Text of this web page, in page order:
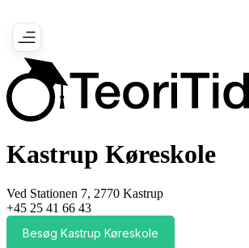
Kastrup Køreskole
Ved Stationen 7, 2770 Kastrup
+45 25 41 66 43
Besøg Kastrup Køreskole